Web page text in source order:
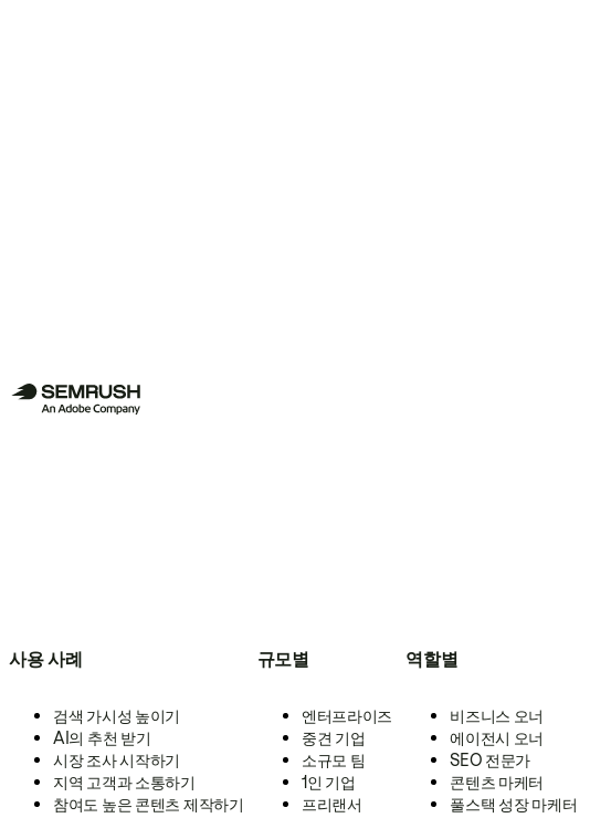
사용 사례
검색 가시성 높이기
AI의 추천 받기
시장 조사 시작하기
지역 고객과 소통하기
참여도 높은 콘텐츠 제작하기
규모별
엔터프라이즈
중견 기업
소규모 팀
1인 기업
프리랜서
역할별
비즈니스 오너
에이전시 오너
SEO 전문가
콘텐츠 마케터
풀스택 성장 마케터